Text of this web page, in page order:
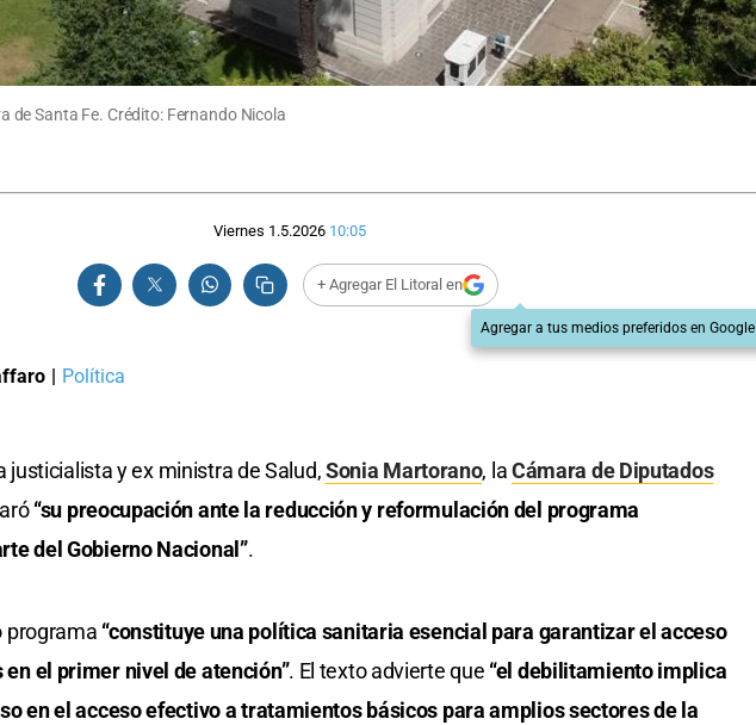
de Santa Fe. Crédito: Fernando Nicola
Viernes 1.5.2026 10:05
+ Agregar El Litoral en
Agregar a tus medios preferidos en Google
| Política
justicialista y ex ministra de Salud,Sonia Martorano, laCámara de Diputados
“su preocupación ante la reducción y reformulación del programa
del Gobierno Nacional”.
programa “constituye una política sanitaria esencial para garantizar el acceso
el primer nivel de atención”. El texto advierte que “el debilitamiento implica
en el acceso efectivo a tratamientos básicos para amplios sectores de la